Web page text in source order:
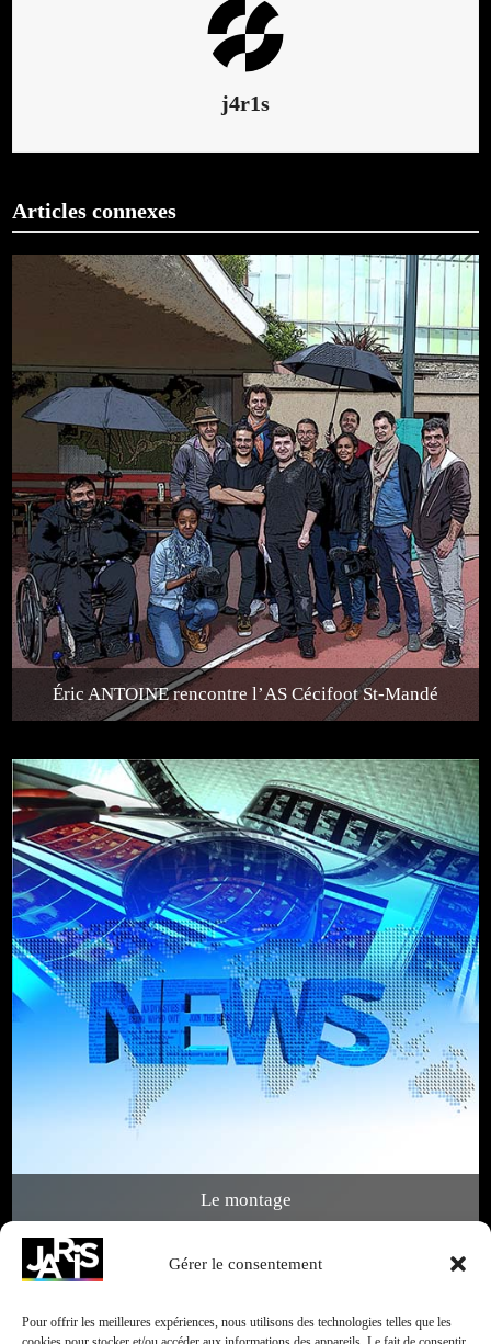
Gérer le consentement
Pour offrir les meilleures expériences, nous utilisons des technologies telles que les
j4r1s
Articles connexes
Éric ANTOINE rencontre l’AS Cécifoot St-Mandé
Le montage